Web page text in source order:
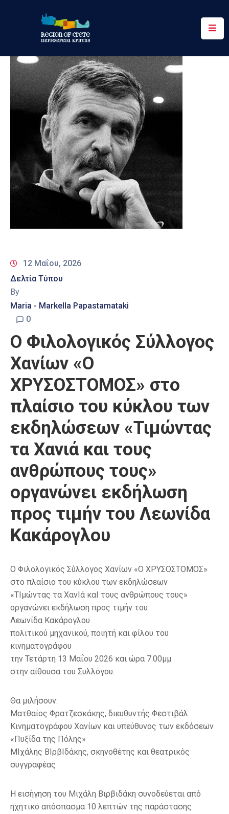
Περιφέρεια
Ενημέρωση
Έργα
&
Ψηφιακές
Υπηρεσίες
Επικοινωνία
12 Μαΐου, 2026
Δελτία Τύπου
By
Maria - Markella Papastamataki
0
Ο Φιλολογικός Σύλλογος
Χανίων «Ο
ΧΡΥΣΟΣΤΟΜΟΣ» στο
πλαίσιο του κύκλου των
εκδηλώσεων «Τιμώντας
τα Χανιά και τους
ανθρώπους τους»
οργανώνει εκδήλωση
προς τιμήν του Λεωνίδα
Κακάρογλου
Ο Φιλολογικός Σύλλογος Χανίων «Ο ΧΡΥΣΟΣΤΟΜΟΣ»
στο πλαίσιο του κύκλου των εκδηλώσεων
«ΤΙμώντας τα ΧανΙά καΙ τους ανθρώπους τους»
οργανώνει εκδήλωση προς τιμήν του
Λεωνίδα Κακάρογλου
πολιτικού μηχανικού, ποιητή και φίλου του
κινηματογράφου
την Τετάρτη 13 Μαΐου 2026 και ώρα 7.00μμ
στην αίθουσα του Συλλόγου.
Θα μιλήσουν:
Ματθαίος Φρατζεσκάκης, διευθυντής Φεστιβάλ
Κινηματογράφου Χανίων και υπεύθυνος των εκδόσεων
«Πυξίδα της Πόλης»
ΜΙχάλης ΒΙρβΙδάκης, σκηνοθέτης και θεατρικός
συγγραφέας
Η εισήγηση του Μιχάλη Βιρβιδάκη συνοδεύεται από
ηχητικό απόσπασμα 10 λεπτών της παράστασης